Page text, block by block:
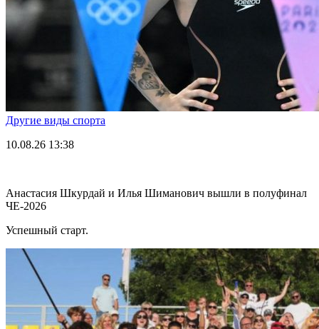
Другие виды спорта
10.08.26 13:38
Анастасия Шкурдай и Илья Шиманович вышли в полуфинал
ЧЕ-2026
Успешный старт.